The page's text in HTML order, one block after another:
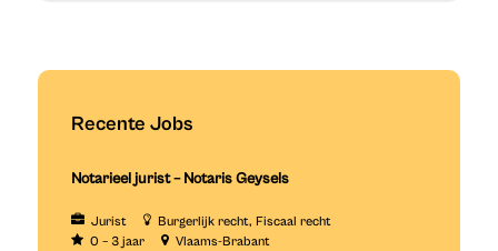
Recente Jobs
Notarieel jurist – Notaris Geysels
Jurist Burgerlijk recht
Fiscaal recht
0 – 3 jaar
Vlaams-Brabant